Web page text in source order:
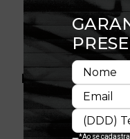
PRODUTO SEM
SITE,